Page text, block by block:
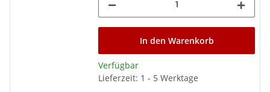
In den Warenkorb
Verfügbar
Lieferzeit: 1 - 5 Werktage